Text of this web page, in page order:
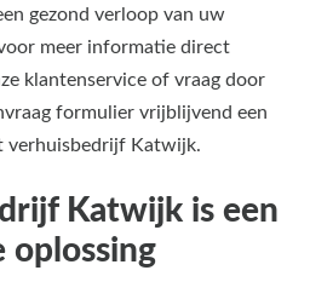
gezond verloop van uw
meer informatie direct
klantenservice of vraag door
formulier vrijblijvend een
verhuisbedrijf Katwijk.
Katwijk is een
oplossing